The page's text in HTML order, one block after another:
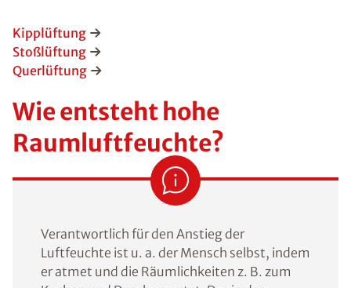
Kipplüftung
Stoßlüftung
Querlüftung
Wie entsteht hohe
Raumluftfeuchte?
Verantwortlich für den Anstieg der
Luftfeuchte ist u. a. der Mensch selbst, indem
er atmet und die Räumlichkeiten z. B. zum